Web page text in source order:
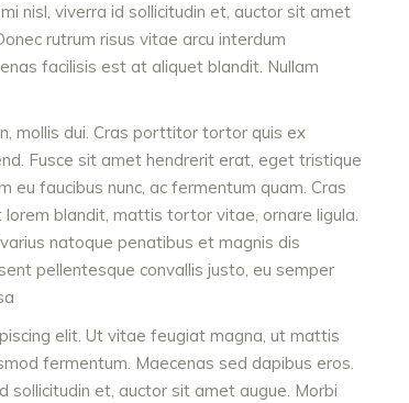
nisl, viverra id sollicitudin et, auctor sit amet
rutrum risus vitae arcu interdum
facilisis est at aliquet blandit. Nullam
mollis dui. Cras porttitor tortor quis ex
Fusce sit amet hendrerit erat, eget tristique
eu faucibus nunc, ac fermentum quam. Cras
lorem blandit, mattis tortor vitae, ornare ligula.
natoque penatibus et magnis dis
pellentesque convallis justo, eu semper
elit. Ut vitae feugiat magna, ut mattis
fermentum. Maecenas sed dapibus eros.
sollicitudin et, auctor sit amet augue. Morbi